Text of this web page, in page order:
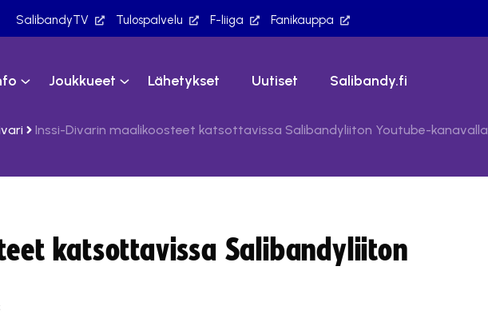
SalibandyTV Tulospalvelu F-liiga Fanikauppa
Joukkueet Lähetykset Uutiset Salibandy.fi
Inssi-Divarin maalikoosteet katsottavissa Salibandyliiton Youtube-kanavalla
katsottavissa Salibandyliiton